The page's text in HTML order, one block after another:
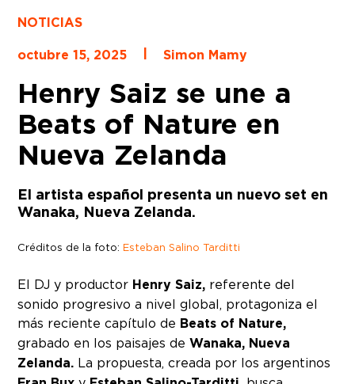
NOTICIAS
octubre 15, 2025
Simon Mamy
Henry Saiz se une a
Beats of Nature en
Nueva Zelanda
El artista español presenta un nuevo set en
Wanaka, Nueva Zelanda.
Créditos de la foto:Esteban Salino Tarditti
El DJ y productor Henry Saiz, referente del
sonido progresivo a nivel global, protagoniza el
más reciente capítulo de Beats of Nature,
grabado en los paisajes deWanaka, Nueva
Zelanda. La propuesta, creada por los argentinos